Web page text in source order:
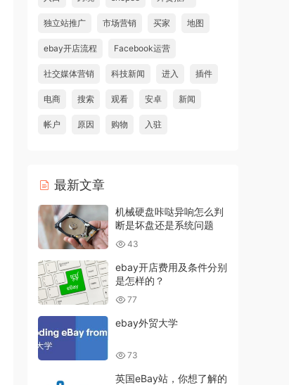
独立站推广 市场营销 买家 地图
ebay开店流程 Facebook运营
社交媒体营销 科技新闻 进入 插件
电商 搜索 观看 安卓 新闻
帐户 原因 购物 入驻
最新文章
机械硬盘咔哒异响怎么判
断是坏盘还是系统问题
43
ebay开店费用及条件分别
是怎样的？
77
ebay外贸大学
73
英国eBay站，你想了解的